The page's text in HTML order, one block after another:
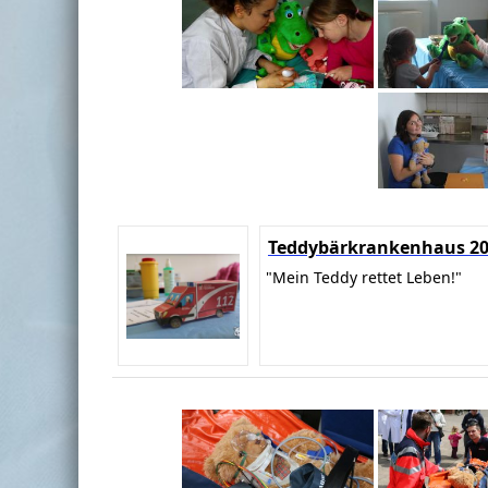
Teddybärkrankenhaus
"Mein Teddy rettet Leben!"